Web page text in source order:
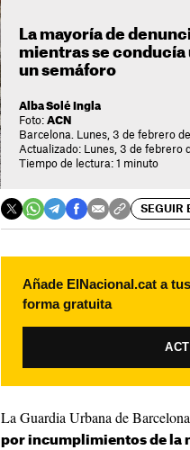
La mayoría de
mientras se
un semáforo
Alba Solé Ingla
Foto: ACN
Barcelona. Lunes, 3 de febrero
Actualizado: Lunes, 3 de febrero
Tiempo de lectura: 1 minuto
SEGUIR
Añade ElNacional.cat a
forma gratuita
La Guardia Urbana de
por incumplimientos de la